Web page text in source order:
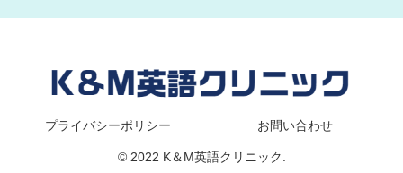
プライバシーポリシー お問い合わせ
© 2022 K＆M英語クリニック.